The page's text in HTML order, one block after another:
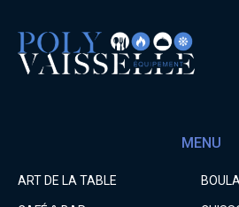
MENU
ART DE LA TABLE